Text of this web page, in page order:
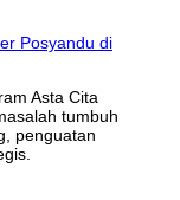
Asta Cita
tumbuh
penguatan